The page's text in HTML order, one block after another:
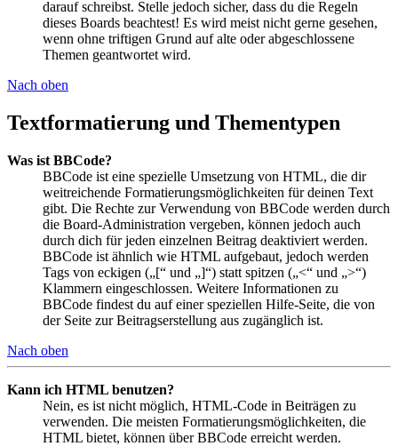
darauf schreibst. Stelle jedoch sicher, dass du die Regeln
dieses Boards beachtest! Es wird meist nicht gerne gesehen,
wenn ohne triftigen Grund auf alte oder abgeschlossene
Themen geantwortet wird.
Nach oben
Textformatierung und Thementypen
Was ist BBCode?
BBCode ist eine spezielle Umsetzung von HTML, die dir
weitreichende Formatierungsmöglichkeiten für deinen Text
gibt. Die Rechte zur Verwendung von BBCode werden durch
die Board-Administration vergeben, können jedoch auch
durch dich für jeden einzelnen Beitrag deaktiviert werden.
BBCode ist ähnlich wie HTML aufgebaut, jedoch werden
Tags von eckigen („[“ und „]“) statt spitzen („<“ und „>“)
Klammern eingeschlossen. Weitere Informationen zu
BBCode findest du auf einer speziellen Hilfe-Seite, die von
der Seite zur Beitragserstellung aus zugänglich ist.
Nach oben
Kann ich HTML benutzen?
Nein, es ist nicht möglich, HTML-Code in Beiträgen zu
verwenden. Die meisten Formatierungsmöglichkeiten, die
HTML bietet, können über BBCode erreicht werden.